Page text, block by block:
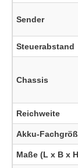
Sender
Steuerabstand
Chassis
Reichweite
Akku-
Maße (L x B x